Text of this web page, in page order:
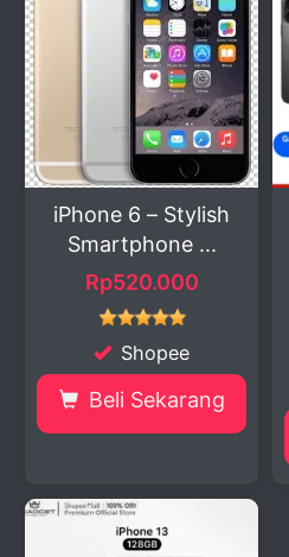
iPhone 6 – Stylish
Smartphone ...
Rp520.000
Shopee
Beli Sekarang